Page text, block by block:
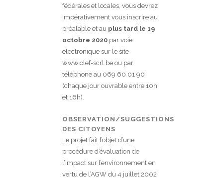
fédérales et locales, vous devrez
impérativement vous inscrire au
préalable et au plus tard le 19
octobre 2020 par voie
électronique sur le site
www.clef-scrl.be ou par
téléphone au 069 60 01 90
(chaque jour ouvrable entre 10h
et 16h).
OBSERVATION/SUGGESTIONS
DES CITOYENS
Le projet fait l’objet d’une
procédure d’évaluation de
l’impact sur l’environnement en
vertu de l’AGW du 4 juillet 2002